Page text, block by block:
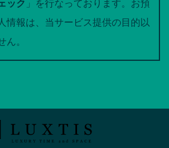
ック 」を行なっております。お預
情報は、当サービス提供の目的以
。